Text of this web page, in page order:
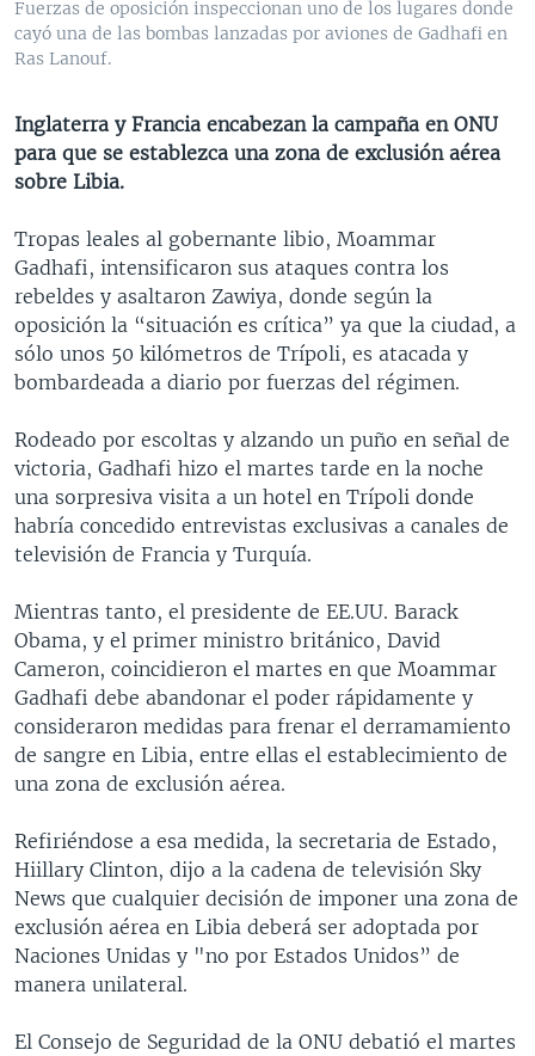
VENEZUELA
BRASIL
NICARAGUA
ECONOMÍA
ENTRETENIMIENTO Y CULTURA
DEPORTES
CIENCIA Y SALUD
MULTIMEDIA
VIDEOS
AUDIOS
PROGRAMAS TV
FORO INTERAMERICANO
VISIÓN 360
LAS CLAVES
PANORAMA
AVANCE INFORMATIVO
AUDIONOTICIAS
BUENOS DÍAS AMÉRICA
ESTADOS UNIDOS AL DÍA
EL MUNDO AL DÍA [RADIO]
FORO [RADIO]
NOTA ECONÓMICA
ENTRETENIMIENTO
DIRECT
DOCUMENTALES DE LA VOA
Learning English
SÍGANOS
Idiomas
Fuerzas de oposición inspeccionan uno de los lugares donde
cayó una de las bombas lanzadas por aviones de Gadhafi en
Ras Lanouf.
Inglaterra y Francia encabezan la campaña en ONU
para que se establezca una zona de exclusión aérea
sobre Libia.
Tropas leales al gobernante libio, Moammar
Gadhafi, intensificaron sus ataques contra los
rebeldes y asaltaron Zawiya, donde según la
oposición la “situación es crítica” ya que la ciudad, a
sólo unos 50 kilómetros de Trípoli, es atacada y
bombardeada a diario por fuerzas del régimen.
Rodeado por escoltas y alzando un puño en señal de
victoria, Gadhafi hizo el martes tarde en la noche
una sorpresiva visita a un hotel en Trípoli donde
habría concedido entrevistas exclusivas a canales de
televisión de Francia y Turquía.
Mientras tanto, el presidente de EE.UU. Barack
Obama, y el primer ministro británico, David
Cameron, coincidieron el martes en que Moammar
Gadhafi debe abandonar el poder rápidamente y
consideraron medidas para frenar el derramamiento
de sangre en Libia, entre ellas el establecimiento de
una zona de exclusión aérea.
Refiriéndose a esa medida, la secretaria de Estado,
Hiillary Clinton, dijo a la cadena de televisión Sky
News que cualquier decisión de imponer una zona de
exclusión aérea en Libia deberá ser adoptada por
Naciones Unidas y "no por Estados Unidos” de
manera unilateral.
El Consejo de Seguridad de la ONU debatió el martes